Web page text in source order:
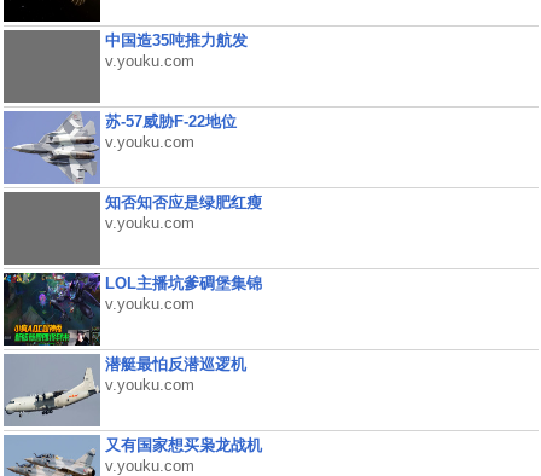
中国造35吨推力航发
v.youku.com
苏-57威胁F-22地位
v.youku.com
知否知否应是绿肥红瘦
v.youku.com
LOL主播坑爹碉堡集锦
v.youku.com
潜艇最怕反潜巡逻机
v.youku.com
又有国家想买枭龙战机
v.youku.com